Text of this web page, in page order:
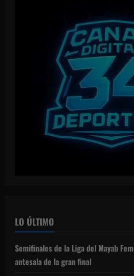
LO ÚLTIMO
Semifinales de la Liga del Mayab
antesala de la gran final